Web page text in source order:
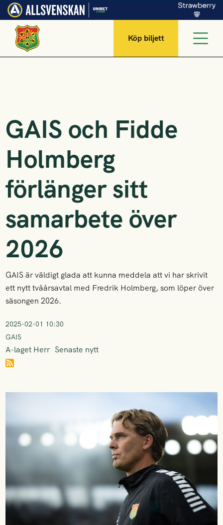
Köp biljett
GAIS och Fidde
Holmberg
förlänger sitt
samarbete över
2026
GAIS är väldigt glada att kunna meddela att vi har skrivit
ett nytt tvåårsavtal med Fredrik Holmberg, som löper över
säsongen 2026.
2025-02-01 10:30
GAIS
A-laget Herr Senaste nytt